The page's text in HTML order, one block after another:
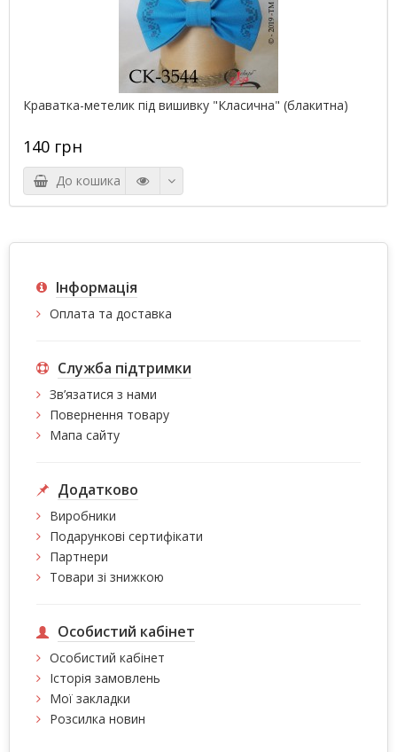
Краватка-метелик під вишивку "Класична" (блакитна)
140 грн
До кошика
Інформація
Оплата та доставка
Служба підтримки
Зв’язатися з нами
Повернення товару
Мапа сайту
Додатково
Виробники
Подарункові сертифікати
Партнери
Товари зі знижкою
Особистий кабінет
Особистий кабінет
Історія замовлень
Мої закладки
Розсилка новин